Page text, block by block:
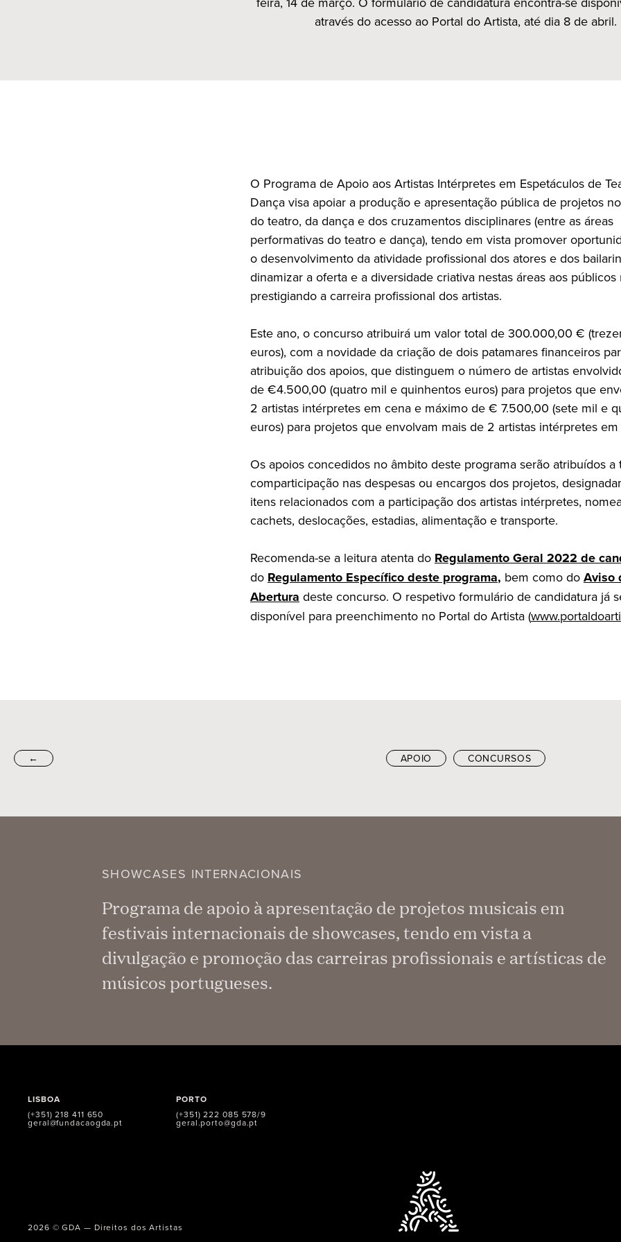
através do acesso ao Portal do Artista, até dia 8 de abril.
O Programa de Apoio aos Artistas Intérpretes em Espetáculos de
Dança visa apoiar a produção e apresentação pública de projetos
do teatro, da dança e dos cruzamentos disciplinares (entre as áreas
performativas do teatro e dança), tendo em vista promover
o desenvolvimento da atividade profissional dos atores e dos
dinamizar a oferta e a diversidade criativa nestas áreas aos públicos
prestigiando a carreira profissional dos artistas.
Este ano, o concurso atribuirá um valor total de 300.000,00 €
euros), com a novidade da criação de dois patamares financeiros
atribuição dos apoios, que distinguem o número de artistas
de €4.500,00 (quatro mil e quinhentos euros) para projetos que
2 artistas intérpretes em cena e máximo de € 7.500,00 (sete mil e
euros) para projetos que envolvam mais de 2 artistas intérpretes
Os apoios concedidos no âmbito deste programa serão atribuídos a
comparticipação nas despesas ou encargos dos projetos,
itens relacionados com a participação dos artistas intérpretes,
cachets, deslocações, estadias, alimentação e transporte.
Recomenda-se a leitura atenta do Regulamento Geral 2022 de
do Regulamento Específico deste programa, bem como do Aviso
Abertura deste concurso. O respetivo formulário de candidatura já
disponível para preenchimento no Portal do Artista (
← APOIO CONCURSOS
SHOWCASES INTERNACIONAIS
Programa de apoio à apresentação de projetos musicais em
festivais internacionais de showcases, tendo em vista a
divulgação e promoção das carreiras profissionais e artísticas de
músicos portugueses.
LISBOA
(+351) 218 411 650
geral@fundacaogda.pt
PORTO
(+351) 222 085 578/9
geral.porto@gda.pt
2026 © GDA — Direitos dos Artistas